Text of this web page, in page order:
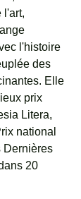
l'art,
l'histoire
des
Elle
prix
Litera,
national
Dernières
20